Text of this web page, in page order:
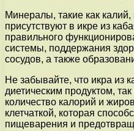
Минералы, такие как
присутствуют в икре из
правильного
системы, поддержания
сосудов, а также
Не забывайте, что икра из
диетическим продуктом,
количество калорий и
клетчаткой, которая
пищеварения и